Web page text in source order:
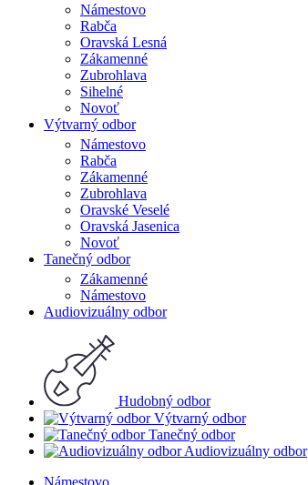
Námestovo
Rabča
Oravská Lesná
Zákamenné
Zubrohlava
Sihelné
Novoť
Výtvarný odbor
Námestovo
Rabča
Zákamenné
Zubrohlava
Oravské Veselé
Oravská Jasenica
Novoť
Tanečný odbor
Zákamenné
Námestovo
Audiovizuálny odbor
Hudobný odbor
Výtvarný odbor
Tanečný odbor
Audiovizuálny odbor
Námestovo